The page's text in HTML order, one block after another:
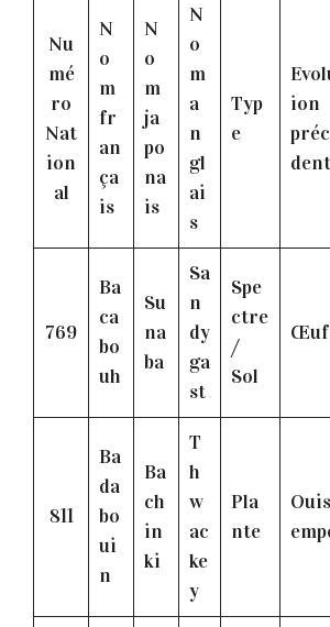
Nu
mé
ro
Nat
ion
al
N
o
m
fr
an
ça
is
N
o
m
ja
po
na
is
N
o
m
a
n
gl
ai
s
Typ
e
ion
769
Ba
ca
bo
uh
Su
na
ba
Sa
n
dy
ga
st
Spe
ctre
/
Sol
Œuf
811
Ba
da
bo
ui
n
Ba
ch
in
ki
T
h
w
ac
ke
y
Pla
nte